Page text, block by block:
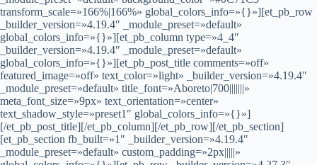
transform_scale=»166%|166%» global_colors_info=»{}»][et_pb_row
_builder_version=»4.19.4″ _module_preset=»default»
global_colors_info=»{}»][et_pb_column type=»4_4″
_builder_version=»4.19.4″ _module_preset=»default»
global_colors_info=»{}»][et_pb_post_title comments=»off»
featured_image=»off» text_color=»light» _builder_version=»4.19.4″
_module_preset=»default» title_font=»Aboreto|700|||||||»
meta_font_size=»9px» text_orientation=»center»
text_shadow_style=»preset1″ global_colors_info=»{}»]
[/et_pb_post_title][/et_pb_column][/et_pb_row][/et_pb_section]
[et_pb_section fb_built=»1″ _builder_version=»4.19.4″
_module_preset=»default» custom_padding=»2px|||||»